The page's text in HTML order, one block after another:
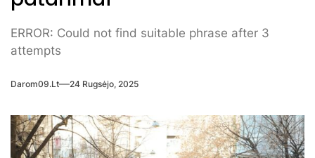
ERROR: Could not find suitable phrase after 3
attempts
Darom09.lt 24 Rugsėjo, 2025